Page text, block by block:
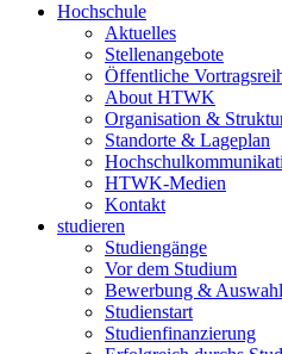
Hochschule
Aktuelles
Stellenangebote
Öffentliche
About HTWK
Organisation &
Standorte & Lageplan
HTWK-Medien
Kontakt
studieren
Studiengänge
Vor dem Studium
Bewerbung &
Studienstart
Studienfinanzierung